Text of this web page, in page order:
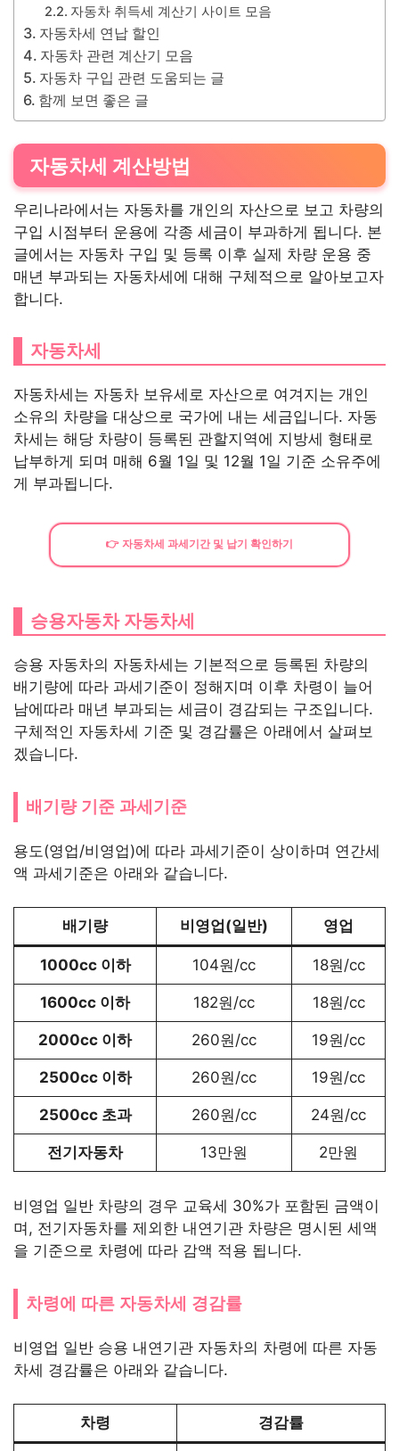
자동차 취득세 계산기 사이트 모음
자동차세 연납 할인
자동차 관련 계산기 모음
자동차 구입 관련 도움되는 글
함께 보면 좋은 글
자동차세 계산방법
우리나라에서는 자동차를 개인의 자산으로 보고 차량의
구입 시점부터 운용에 각종 세금이 부과하게 됩니다. 본
글에서는 자동차 구입 및 등록 이후 실제 차량 운용 중
매년 부과되는 자동차세에 대해 구체적으로 알아보고자
합니다.
자동차세
자동차세는 자동차 보유세로 자산으로 여겨지는 개인
소유의 차량을 대상으로 국가에 내는 세금입니다. 자동
차세는 해당 차량이 등록된 관할지역에 지방세 형태로
납부하게 되며 매해 6월 1일 및 12월 1일 기준 소유주에
게 부과됩니다.
👉 자동차세 과세기간 및 납기 확인하기
승용자동차 자동차세
승용 자동차의 자동차세는 기본적으로 등록된 차량의
배기량에 따라 과세기준이 정해지며 이후 차령이 늘어
남에따라 매년 부과되는 세금이 경감되는 구조입니다.
구체적인 자동차세 기준 및 경감률은 아래에서 살펴보
겠습니다.
배기량 기준 과세기준
용도(영업/비영업)에 따라 과세기준이 상이하며 연간세
액 과세기준은 아래와 같습니다.
배기량 비영업(일반) 영업
1000cc 이하 104원/cc 18원/cc
1600cc 이하 182원/cc 18원/cc
2000cc 이하 260원/cc 19원/cc
2500cc 이하 260원/cc 19원/cc
2500cc 초과 260원/cc 24원/cc
전기자동차 13만원 2만원
비영업 일반 차량의 경우 교육세 30%가 포함된 금액이
며, 전기자동차를 제외한 내연기관 차량은 명시된 세액
을 기준으로 차령에 따라 감액 적용 됩니다.
차령에 따른 자동차세 경감률
비영업 일반 승용 내연기관 자동차의 차령에 따른 자동
차세 경감률은 아래와 같습니다.
차령 경감률